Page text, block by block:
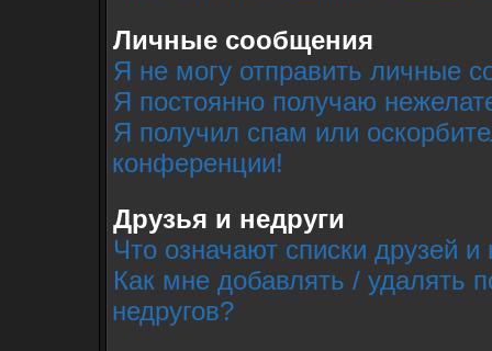
Личные сообщения
Я не могу отправить личные
Я постоянно получаю
Я получил спам или
конференции!
Друзья и недруги
Что означают списки друзей и
Как мне добавлять / удалять
недругов?